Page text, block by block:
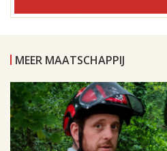
MEER MAATSCHAPPIJ